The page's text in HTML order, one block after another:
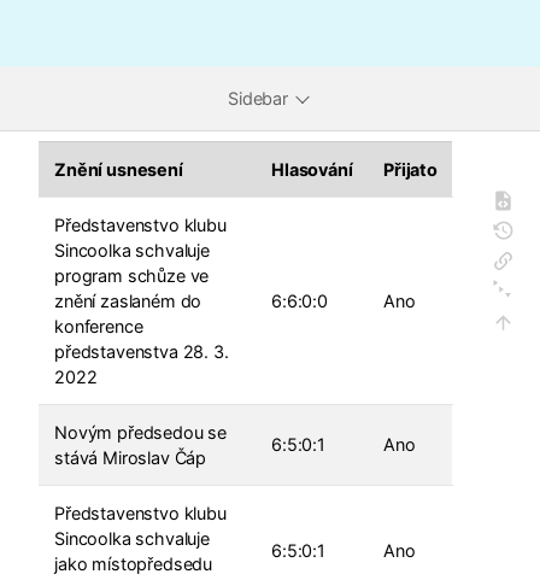
Sidebar
Znění usnesení Hlasování Přijato
Představenstvo klubu
Sincoolka schvaluje
program schůze ve
znění zaslaném do
konference
představenstva 28. 3.
2022
6:6:0:0 Ano
Novým předsedou se
stává Miroslav Čáp
6:5:0:1 Ano
Představenstvo klubu
Sincoolka schvaluje
jako místopředsedu
6:5:0:1 Ano